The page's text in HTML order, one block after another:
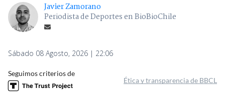
Javier Zamorano
Periodista de Deportes en BioBioChile
Sábado 08 Agosto, 2026 | 22:06
Seguimos criterios de
Ética y transparencia de BBCL